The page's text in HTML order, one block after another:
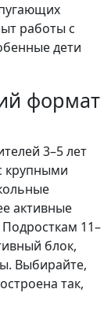
работы с
дети
формат
3–5 лет
крупными
активные
11–
блок,
Выбирайте,
так,